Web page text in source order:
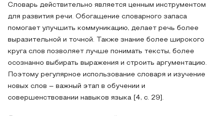
Словарь действительно является ценным инструментом
для развития речи. Обогащение словарного запаса
помогает улучшить коммуникацию, делает речь более
выразительной и точной. Также знание более широкого
круга слов позволяет лучше понимать тексты, более
осознанно выбирать выражения и строить аргументацию.
Поэтому регулярное использование словаря и изучение
новых слов – важный этап в обучении и
совершенствовании навыков языка [4, с. 29].